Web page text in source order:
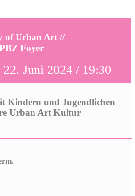
of Urban Art //
Foyer
Juni 2024 / 19:30
Kindern und Jugendlichen
Urban Art Kultur